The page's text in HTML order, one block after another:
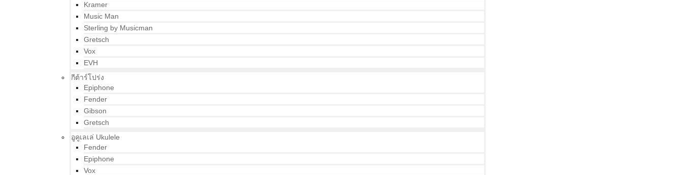
Kramer
Music Man
Sterling by Musicman
Gretsch
Vox
EVH
กีต้าร์โปร่ง
Epiphone
Fender
Gibson
Gretsch
อูคูเลเล่ Ukulele
Fender
Epiphone
Vox